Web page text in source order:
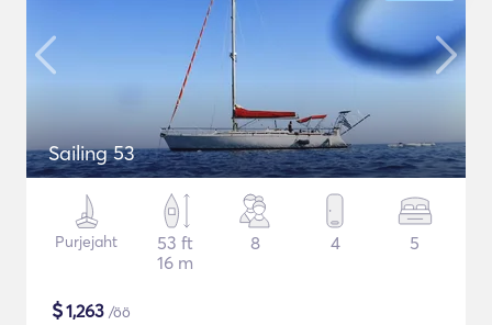
Sailing 53
Purjejaht
53 ft
16 m
8 4 5
$1,263 /öö